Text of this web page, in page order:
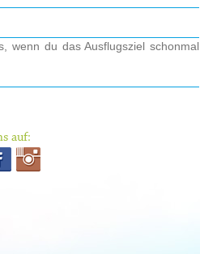
wenn du das Ausflugsziel schonmal
auf: